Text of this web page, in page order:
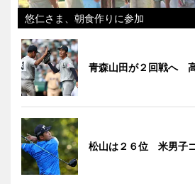
悠仁さま、朝食作りに参加
青森山田が２回戦へ
松山は２６位 米男子